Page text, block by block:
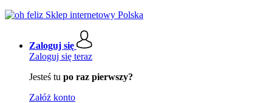
Zaloguj się
Zaloguj się teraz
Jesteś tu po raz pierwszy?
Załóż konto